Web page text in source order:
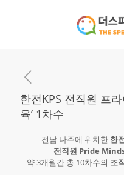
한전KPS 전직원 프
육’ 1차수
전남 나주에 위치한한
전직원 Pride
약 3개월간 총 10차수의 조